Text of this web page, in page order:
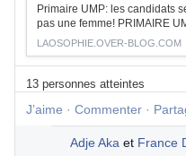
Primaire UMP: les candidats
pas une femme! PRIMAIRE
LAOSOPHIE.OVER-BLOG.COM
13 personnes atteintes
J’aime · Commenter ·
Adje Aka et France